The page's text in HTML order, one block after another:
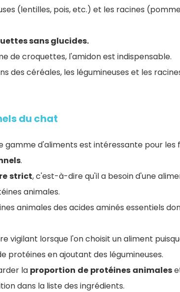
(lentilles, pois, etc.) et les racines
sans glucides.
de croquettes, l'amidon est indispensable.
des céréales, les légumineuses et les
du chat
gamme d'aliments est intéressante pour
.
strict, c'est-à-dire qu'il a besoin d'une
animales.
animales des acides aminés essentiels
vigilant lorsque l'on choisit un aliment
protéines en ajoutant des légumineuses.
la proportion de protéines animales
dans la liste des ingrédients.